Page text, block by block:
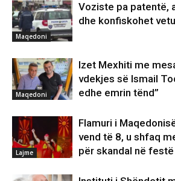
Maqedoni
Voziste pa patentë,
dhe konfiskohet
Maqedoni
Izet Mexhiti me
vdekjes së Ismail
edhe emrin tënd”
Lajme
Flamuri i
vend të 8, u shfaq
për skandal në